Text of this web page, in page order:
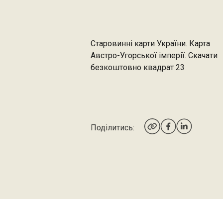
Старовинні карти України. Карта
Австро-Угорської імперії. Скачати
безкоштовно квадрат 23
Поділитись: